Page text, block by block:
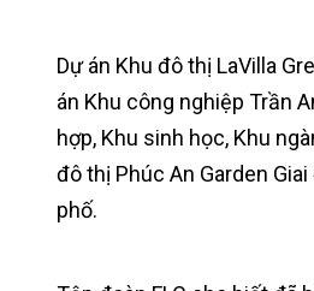
Dự án Khu đô thị LaVilla
án Khu công nghiệp Trần
hợp, Khu sinh học, Khu
đô thị Phúc An Garden
phố.